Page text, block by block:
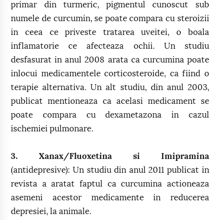
primar din turmeric, pigmentul cunoscut sub
numele de curcumin, se poate compara cu steroizii
in ceea ce priveste tratarea uveitei, o boala
inflamatorie ce afecteaza ochii. Un studiu
desfasurat in anul 2008 arata ca curcumina poate
inlocui medicamentele corticosteroide, ca fiind o
terapie alternativa. Un alt studiu, din anul 2003,
publicat mentioneaza ca acelasi medicament se
poate compara cu dexametazona in cazul
ischemiei pulmonare.
3. Xanax/Fluoxetina si Imipramina
(antidepresive): Un studiu din anul 2011 publicat in
revista a aratat faptul ca curcumina actioneaza
asemeni acestor medicamente in reducerea
depresiei, la animale.